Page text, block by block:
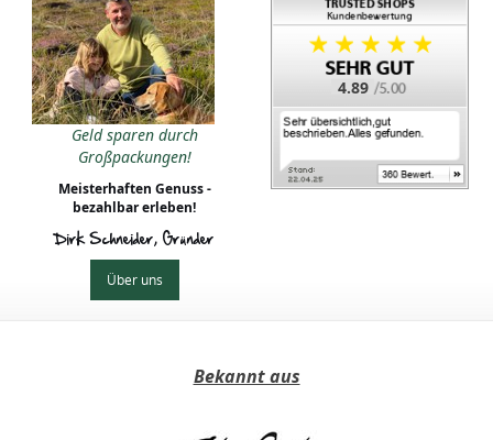
Geld sparen durch
Großpackungen!
Meisterhaften Genuss -
bezahlbar erleben!
Dirk Schneider, Gründer
Über uns
4.89
Bekannt aus